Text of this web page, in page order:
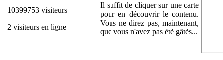
10399753 visiteurs
2 visiteurs en ligne
Il suffit de cliquer sur une carte
pour en découvrir le contenu.
Vous ne direz pas, maintenant,
que vous n'avez pas été gâtés...